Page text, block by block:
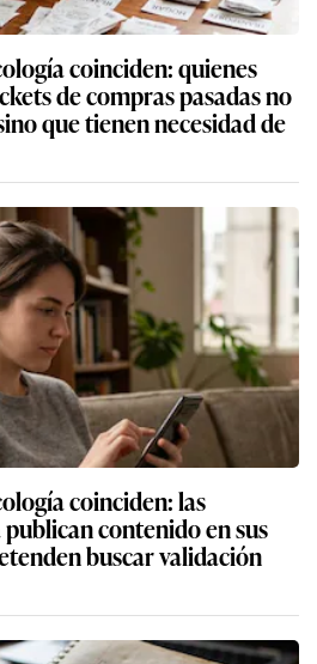
coinciden: quienes
de compras pasadas no
que tienen necesidad de
coinciden: las
contenido en sus
buscar validación